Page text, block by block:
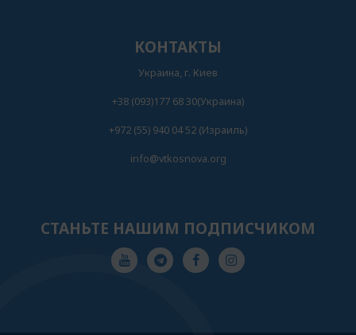
КОНТАКТЫ
Украина, г. Киев
+38 (093)177 68 30(Украина)
+972 (55) 940 04 52 (Израиль)
info@vtkosnova.org
СТАНЬТЕ НАШИМ ПОДПИСЧИКОМ